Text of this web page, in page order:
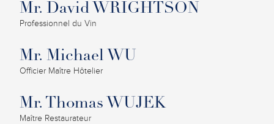
Mr. David WRIGHTSON
Professionnel du Vin
Mr. Michael WU
Officier Maître Hôtelier
Mr. Thomas WUJEK
Maître Restaurateur